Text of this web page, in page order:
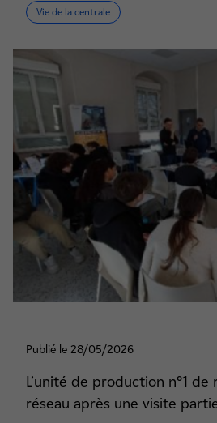
Vie de la centrale
Publié le 28/05/2026
L’unité de production n°1
réseau après une visite